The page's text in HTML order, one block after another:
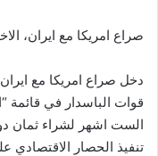
صراع امريكا مع ايران،
دخل صراع امريكا مع
قوات الباسدار في قائمة
الست اشهر لشراء ثمان
تنفيذ الحصار الاقتصادي